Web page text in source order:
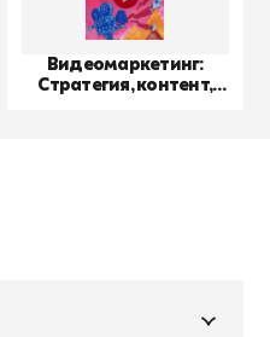
Видеомаркетинг:
Стратегия, контент,